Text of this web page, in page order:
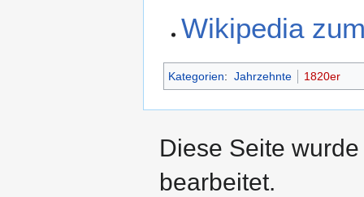
Wikipedia
Kategorien: Jahrzehnte 1820er
Diese Seite
bearbeitet.